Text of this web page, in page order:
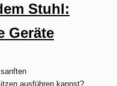
Stuhl:
Geräte
ausführen kannst?